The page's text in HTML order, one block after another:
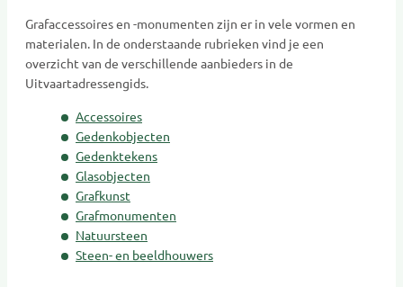
Dragers
Erfenis en belasting
Gedenkobjecten
Gedenksieraden
Gedenktekens
Glasobjecten
Goede doelen
Grafkunst
Grafmonumenten
Grafaccessoires en -monumenten zijn er in vele vormen en
materialen. In de onderstaande rubrieken vind je een
overzicht van de verschillende aanbieders in de
Uitvaartadressengids.
Accessoires
Gedenkobjecten
Gedenktekens
Glasobjecten
Grafkunst
Grafmonumenten
Natuursteen
Steen- en beeldhouwers